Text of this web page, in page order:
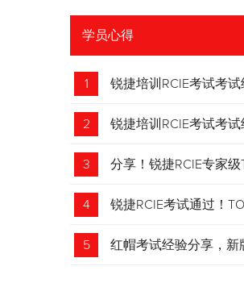
学员心得
1 锐捷培训RCIE考试考
2 锐捷培训RCIE考试考
3 分享！锐捷RCIE专家
4 锐捷RCIE考试通过！
5 红帽考试经验分享，新